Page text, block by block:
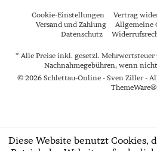
Cookie-Einstellungen Vertrag
Versand und Zahlung
Allgemeine
Datenschutz
* Alle Preise inkl. gesetzl. Mehrwertsteuer
Nachnahmegebühren, wenn
© 2026 Schlettau-Online - Sven Ziller -
ThemeWare®
Diese Website benutzt Cookies,